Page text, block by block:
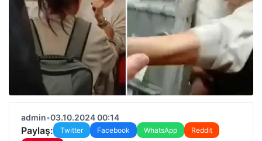
admin•03.10.2024 00:14
Paylaş: Twitter Facebook WhatsApp
Reddit